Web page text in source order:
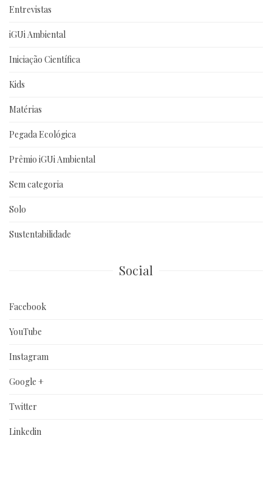
Entrevistas
iGUi Ambiental
Iniciação Científica
Kids
Matérias
Pegada Ecológica
Prêmio iGUi Ambiental
Sem categoria
Solo
Sustentabilidade
Social
Facebook
YouTube
Instagram
Google +
Twitter
Linkedin